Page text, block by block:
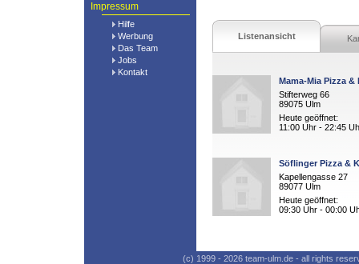
Impressum
Hilfe
Werbung
Das Team
Jobs
Kontakt
Listenansicht
Mama-Mia Pizza &
Stifterweg 66
89075 Ulm
Heute geöffnet:
11:00 Uhr - 22:45
Söflinger Pizza &
Kapellengasse 27
89077 Ulm
Heute geöffnet:
09:30 Uhr - 00:00
(c) 1999 - 2026 team-ulm.de - all rights